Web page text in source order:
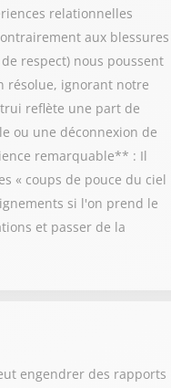
relationnelles
aux blessures
respect) nous poussent
résolue, ignorant notre
reflète une part de
ou une déconnexion de
remarquable** : Il
« coups de pouce du ciel
si l'on prend le
et passer de la
engendrer des rapports